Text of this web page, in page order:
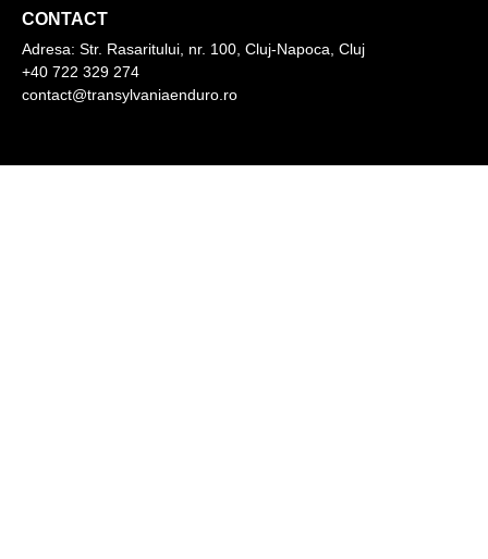
CONTACT
Adresa: Str. Rasaritului, nr. 100, Cluj-Napoca, Cluj
+40 722 329 274
contact@transylvaniaenduro.ro